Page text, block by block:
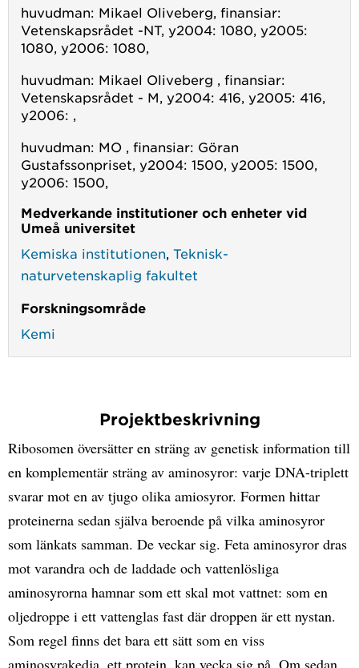
huvudman: Mikael Oliveberg, finansiar:
Vetenskapsrådet -NT, y2004: 1080, y2005:
1080, y2006: 1080,
huvudman: Mikael Oliveberg , finansiar:
Vetenskapsrådet - M, y2004: 416, y2005: 416,
y2006: ,
huvudman: MO , finansiar: Göran
Gustafssonpriset, y2004: 1500, y2005: 1500,
y2006: 1500,
Medverkande institutioner och enheter vid
Umeå universitet
Kemiska institutionen Teknisk-
naturvetenskaplig fakultet
Forskningsområde
Kemi
Projektbeskrivning
Ribosomen översätter en sträng av genetisk information till
en komplementär sträng av aminosyror: varje DNA-triplett
svarar mot en av tjugo olika amiosyror. Formen hittar
proteinerna sedan själva beroende på vilka aminosyror
som länkats samman. De veckar sig. Feta aminosyror dras
mot varandra och de laddade och vattenlösliga
aminosyrorna hamnar som ett skal mot vattnet: som en
oljedroppe i ett vattenglas fast där droppen är ett nystan.
Som regel finns det bara ett sätt som en viss
aminosyrakedja, ett protein, kan vecka sig på. Om sedan